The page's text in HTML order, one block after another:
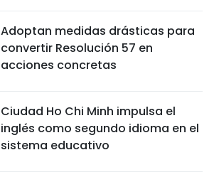
Adoptan medidas drásticas para
convertir Resolución 57 en
acciones concretas
Ciudad Ho Chi Minh impulsa el
inglés como segundo idioma en el
sistema educativo